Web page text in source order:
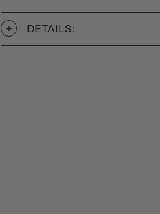
DETAILS: